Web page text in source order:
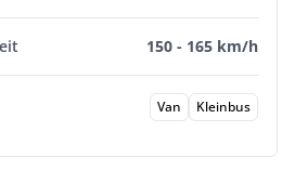
150 - 165 km/h
Van Kleinbus